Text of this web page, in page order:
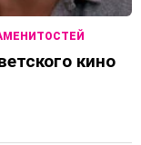
кино